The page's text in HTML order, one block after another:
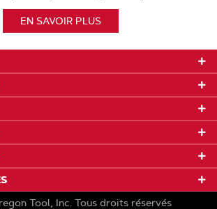
EN SAVOIR PLUS
Tool, Inc. Tous droits réservés